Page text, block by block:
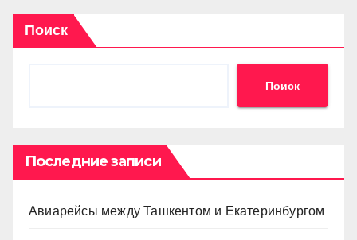
Поиск
Поиск
Последние записи
Авиарейсы между Ташкентом и Екатеринбургом